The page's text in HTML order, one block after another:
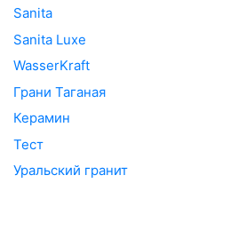
Sanita
Sanita Luxe
WasserKraft
Грани Таганая
Керамин
Тест
Уральский гранит